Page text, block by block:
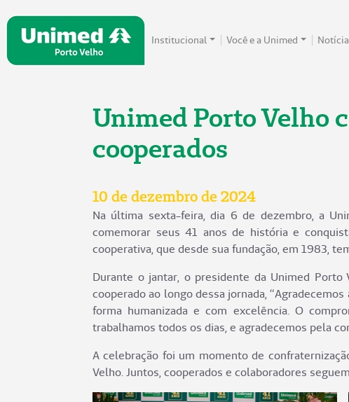
Institucional Você e a Unimed
Unimed Porto Velho
cooperados
10 de dezembro de 2024
Na última sexta-feira, dia 6 de dezembro, a
comemorar seus 41 anos de história e
cooperativa, que desde sua fundação, em 1983,
Durante o jantar, o presidente da Unimed Porto
cooperado ao longo dessa jornada,
forma humanizada e com excelência. O
trabalhamos todos os dias, e agradecemos pela
A celebração foi um momento de
Velho. Juntos, cooperados e colaboradores